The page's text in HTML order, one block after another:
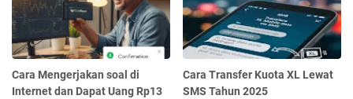
Cara Mengerjakan soal di
Internet dan Dapat Uang Rp13
Cara Transfer Kuota XL Lewat
SMS Tahun 2025